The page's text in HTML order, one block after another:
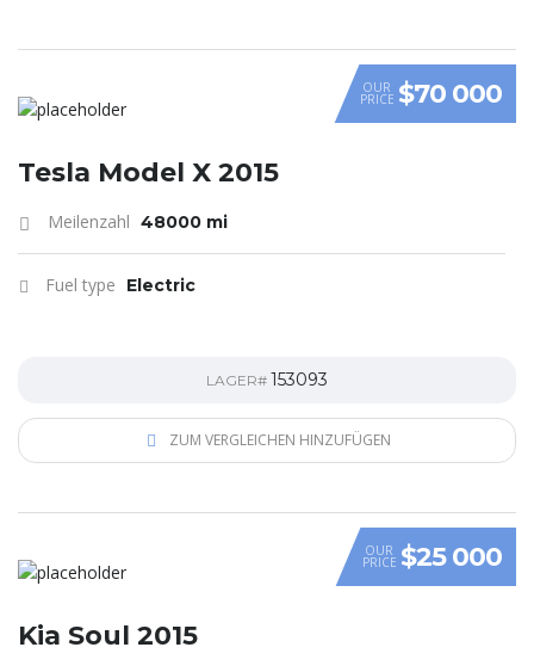
OUR
PRICE $70 000
Tesla Model X 2015
Meilenzahl 48000 mi
Fuel type Electric
LAGER# 153093
ZUM VERGLEICHEN HINZUFÜGEN
VIDEO
OUR
PRICE $25 000
Kia Soul 2015